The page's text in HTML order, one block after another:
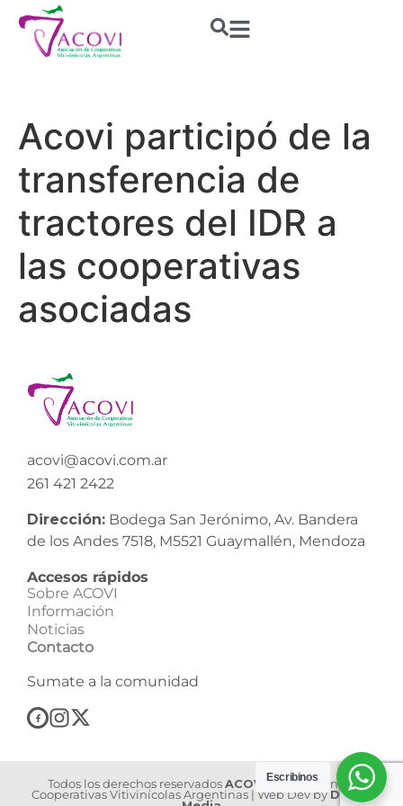
Acovi participó de la
transferencia de
tractores del IDR a
las cooperativas
asociadas
acovi@acovi.com.ar
261 421 2422
Dirección: Bodega San Jerónimo, Av. Bandera
de los Andes 7518, M5521 Guaymallén, Mendoza
Accesos rápidos
Sobre ACOVI
Información
Noticias
Contacto
Sumate a la comunidad
Todos los derechos reservados ACOVI | Asociación de
Cooperativas Vitivinícolas Argentinas | Web Dev by Dilook
Escribinos